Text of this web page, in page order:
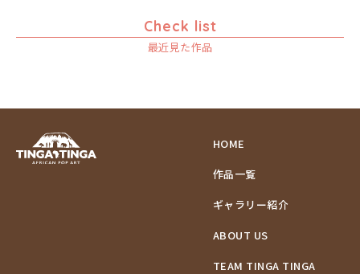
Check list
最近見た作品
HOME
作品一覧
ギャラリー紹介
ABOUT US
TEAM TINGA TINGA